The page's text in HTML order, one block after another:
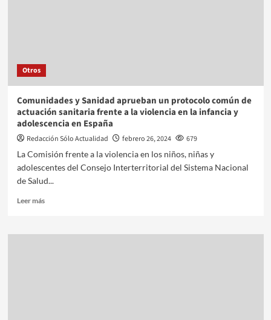
Otros
Comunidades y Sanidad aprueban un protocolo común de
actuación sanitaria frente a la violencia en la infancia y
adolescencia en España
Redacción Sólo Actualidad febrero 26, 2024
679
La Comisión frente a la violencia en los niños, niñas y
adolescentes del Consejo Interterritorial del Sistema Nacional
de Salud...
Leer más